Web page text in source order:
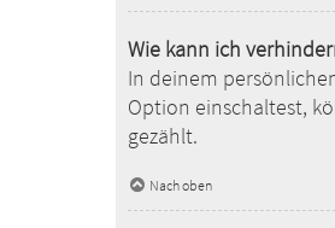
Wie kann ich
In deinem
Option einschaltest,
gezählt.
Nach oben